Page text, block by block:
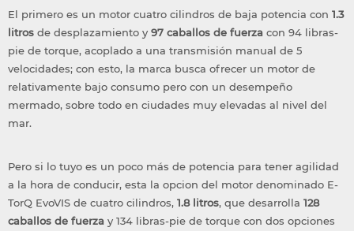
El primero es un motor cuatro cilindros de baja potencia con 1.3
litros de desplazamiento y 97 caballos de fuerza con 94 libras-
pie de torque, acoplado a una transmisión manual de 5
velocidades; con esto, la marca busca ofrecer un motor de
relativamente bajo consumo pero con un desempeño
mermado, sobre todo en ciudades muy elevadas al nivel del
mar.
Pero si lo tuyo es un poco más de potencia para tener agilidad
a la hora de conducir, esta la opcion del motor denominado E-
TorQ EvoVIS de cuatro cilindros, 1.8 litros, que desarrolla 128
caballos de fuerza y 134 libras-pie de torque con dos opciones